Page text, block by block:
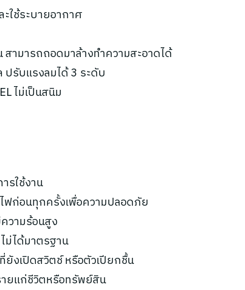
ใช้ระบายอากาศ
ามารถถอดมาล้างทำความสะอาดได้
ปรับแรงลมได้ 3 ระดับ
ไม่เป็นสนิม
รใช้งาน
ก่อนทุกครั้งเพื่อความปลอดภัย
วามร้อนสูง
ได้มาตรฐาน
งเปิดสวิตช์ หรือตัวเปียกชื้น
ยแก่ชีวิตหรือทรัพย์สิน